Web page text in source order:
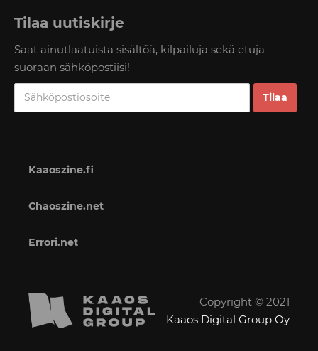
Tilaa uutiskirje
Saat ainutlaatuista sisältöä, kilpailuja sekä etuja
suoraan sähköpostiisi!
Kaaoszine.fi
Chaoszine.net
Errori.net
Copyright © 2021
Kaaos Digital Group Oy